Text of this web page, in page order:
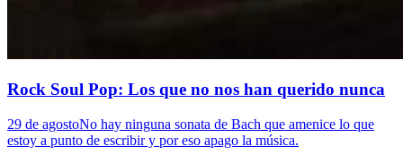
Rock Soul Pop: Los que no nos han querido nunca
29 de agosto‍No hay ninguna sonata de Bach que amenice lo que
estoy a punto de escribir y por eso apago la música.